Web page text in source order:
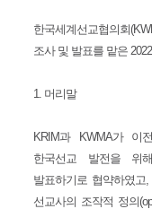
한국세계선교협의회
조사 및 발표를 맡은
1. 머리말
KRIM과 KWMA가 이
한국선교 발전을 위
발표하기로 협약하였고
선교사의 조작적 정의